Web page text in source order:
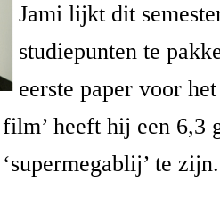
Jami lijkt dit
studiepunten te
eerste paper voor
heeft hij een 6,3
te zijn.